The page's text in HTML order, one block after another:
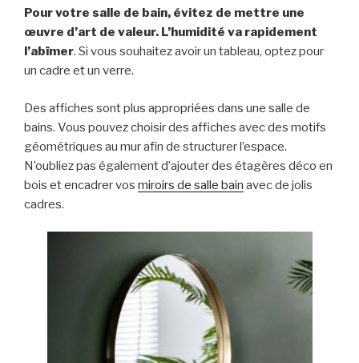
Pour votre salle de bain, évitez de mettre une
œuvre d’art de valeur. L’humidité va rapidement
l’abîmer. Si vous souhaitez avoir un tableau, optez pour
un cadre et un verre.
Des affiches sont plus appropriées dans une salle de
bains. Vous pouvez choisir des affiches avec des motifs
géométriques au mur afin de structurer l’espace.
N’oubliez pas également d’ajouter des étagères déco en
bois et encadrer vos miroirs de salle bain avec de jolis
cadres.